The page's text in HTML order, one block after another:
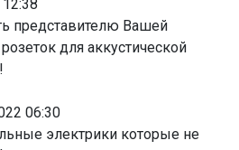
представителю Вашей
для аккустической
06:30
электрики которые не